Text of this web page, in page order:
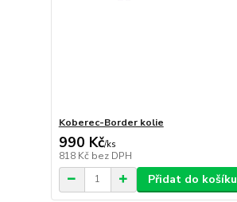
Koberec-Border kolie
990 Kč/ks
818 Kč bez DPH
Přidat do košíku